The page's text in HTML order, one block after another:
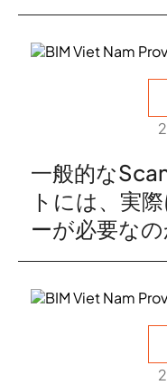
一般的な
トには、実
ーが必要なの